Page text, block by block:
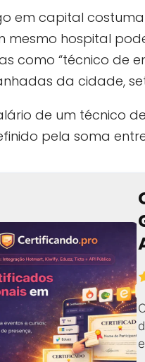
em capital
mesmo hospital
como “técnico de
da cidade,
de um técnico
pela soma